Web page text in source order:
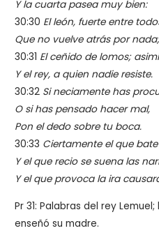
Y la cuarta pasea muy bien:
30:30 El león, fuerte entre
Que no vuelve atrás por
30:31 El ceñido de lomos;
Y el rey, a quien nadie resiste.
30:32 Si neciamente has
O si has pensado hacer mal,
Pon el dedo sobre tu boca.
30:33 Ciertamente el que
Y el que recio se suena las
Y el que provoca la ira
Pr 31: Palabras del rey
enseñó su madre.